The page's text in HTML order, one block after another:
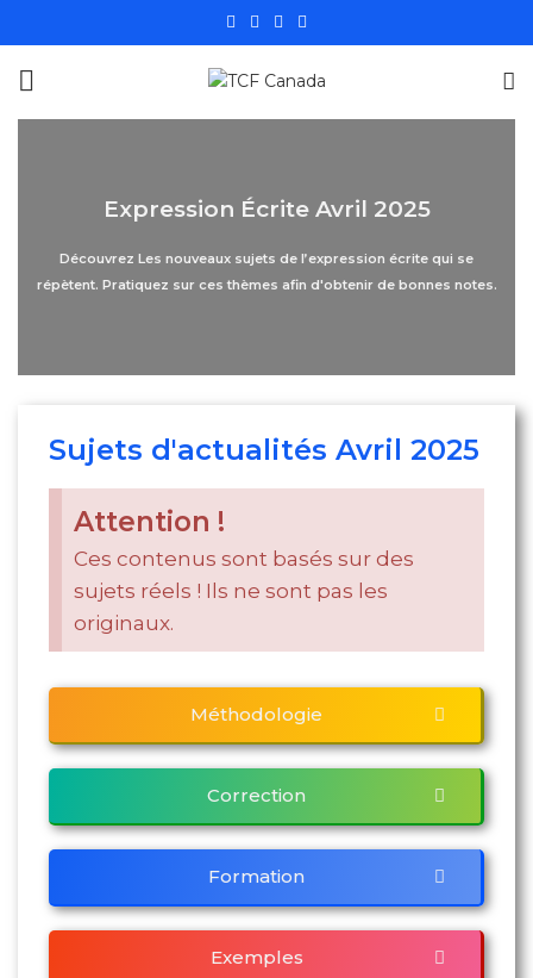
Expression Écrite Avril 2025
Découvrez Les nouveaux sujets de l’expression écrite qui se
répètent. Pratiquez sur ces thèmes afin d'obtenir de bonnes notes.
Sujets d'actualités Avril 2025
Attention !
Ces contenus sont basés sur des
sujets réels ! Ils ne sont pas les
originaux.
Méthodologie
Correction
Formation
Exemples